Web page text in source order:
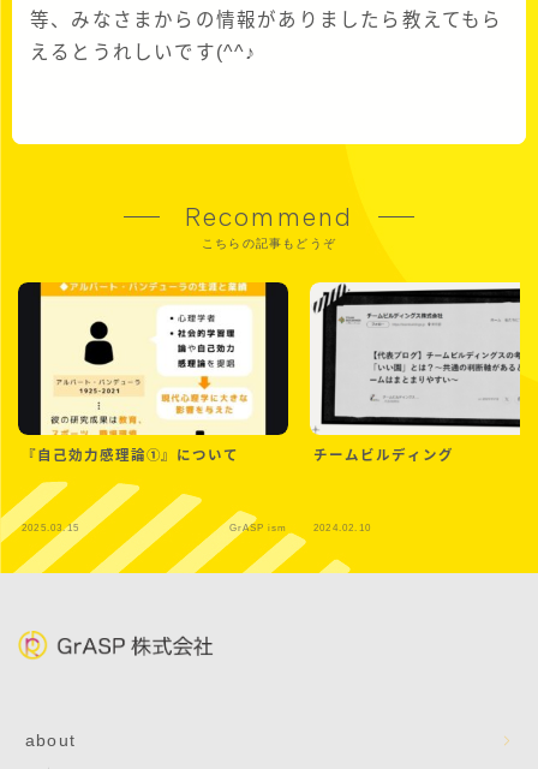
等、みなさまからの情報がありましたら教えてもら
えるとうれしいです(^^♪
Recommend
こちらの記事もどうぞ
『自己効力感理論➀』について
2025.03.15 GrASP ism
チームビルディング
2024.02.10
about